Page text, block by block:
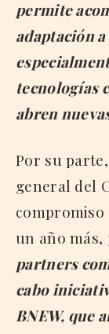
permite
adaptación
tecnologías
abren
Por su
general del
compromiso
un año más,
partners
cabo
BNEW, que